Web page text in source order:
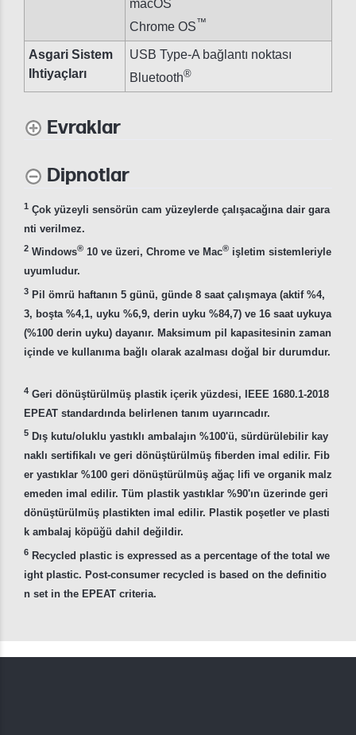
macOS
Chrome OS™
Asgari Sistem
Ihtiyaçları
USB Type-A bağlantı noktası
Bluetooth®
Evraklar
Dipnotlar
1 Çok yüzeyli sensörün cam yüzeylerde çalışacağına dair gara
nti verilmez.
2 Windows® 10 ve üzeri, Chrome ve Mac® işletim sistemleriyle
uyumludur.
3 Pil ömrü haftanın 5 günü, günde 8 saat çalışmaya (aktif %4,
3, boşta %4,1, uyku %6,9, derin uyku %84,7) ve 16 saat uykuya
(%100 derin uyku) dayanır. Maksimum pil kapasitesinin zaman
içinde ve kullanıma bağlı olarak azalması doğal bir durumdur.
4 Geri dönüştürülmüş plastik içerik yüzdesi, IEEE 1680.1-2018
EPEAT standardında belirlenen tanım uyarıncadır.
5 Dış kutu/oluklu yastıklı ambalajın %100'ü, sürdürülebilir kay
naklı sertifikalı ve geri dönüştürülmüş fiberden imal edilir. Fib
er yastıklar %100 geri dönüştürülmüş ağaç lifi ve organik malz
emeden imal edilir. Tüm plastik yastıklar %90'ın üzerinde geri
dönüştürülmüş plastikten imal edilir. Plastik poşetler ve plasti
k ambalaj köpüğü dahil değildir.
6 Recycled plastic is expressed as a percentage of the total we
ight plastic. Post-consumer recycled is based on the definitio
n set in the EPEAT criteria.